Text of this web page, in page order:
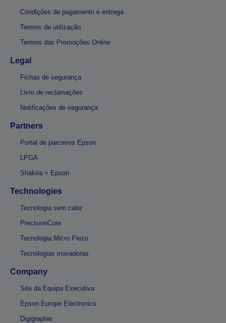
Condições de pagamento e entrega
Termos de utilização
Termos das Promoções Online
Legal
Fichas de segurança
Livro de reclamações
Notificações de segurança
Partners
Portal de parceiros Epson
LPGA
Shakira + Epson
Technologies
Tecnologia sem calor
PrecisionCore
Tecnologia Micro Piezo
Tecnologias inovadoras
Company
Site da Equipa Executiva
Epson Europe Electronics
Digigraphie